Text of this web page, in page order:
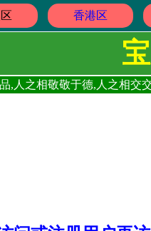
香港区
,人之相敬敬于德,人之相交